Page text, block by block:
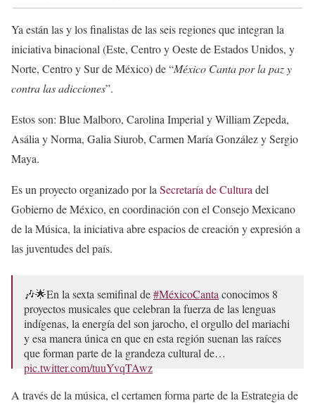
Ya están las y los finalistas de las seis regiones que integran la
iniciativa binacional (Este, Centro y Oeste de Estados Unidos, y
Norte, Centro y Sur de México) de “México Canta por la paz y
contra las adicciones”.
Estos son: Blue Malboro, Carolina Imperial y William Zepeda,
Asália y Norma, Galia Siurob, Carmen María González y Sergio
Maya.
Es un proyecto organizado por la Secretaría de Cultura del
Gobierno de México, en coordinación con el Consejo Mexicano
de la Música, la iniciativa abre espacios de creación y expresión a
las juventudes del país.
🎶🌟En la sexta semifinal de#MéxicoCanta conocimos 8
proyectos musicales que celebran la fuerza de las lenguas
indígenas, la energía del son jarocho, el orgullo del mariachi
y esa manera única en que en esta región suenan las raíces
que forman parte de la grandeza cultural de…
pic.twitter.com/tuuYvqTAwz
— México Canta (@MexicoCanta_)September 23, 2025
A través de la música, el certamen forma parte de la Estrategia de